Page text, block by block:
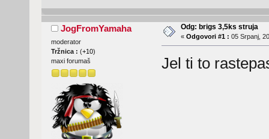
JogFromYamaha
moderator
Tržnica : (+10)
maxi forumaš
Odg: brigs 3,5ks struja
« Odgovori #1 : 05 Srpanj,
Jel ti to